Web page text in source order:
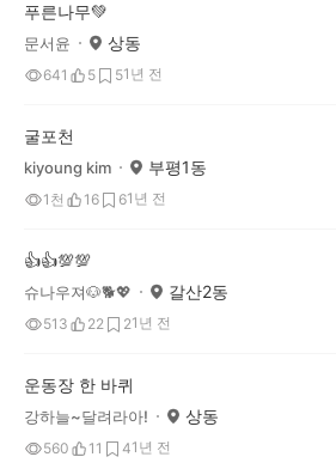
푸른나무💚
문서윤 상동
641 5 51년 전
굴포천
kiyoung kim 부평1동
1천 16 61년 전
👍👍💯💯
슈나우져🐶🐕💖 갈산2동
513 22 21년 전
운동장 한 바퀴
강하늘~달려라아! 상동
560 11 41년 전